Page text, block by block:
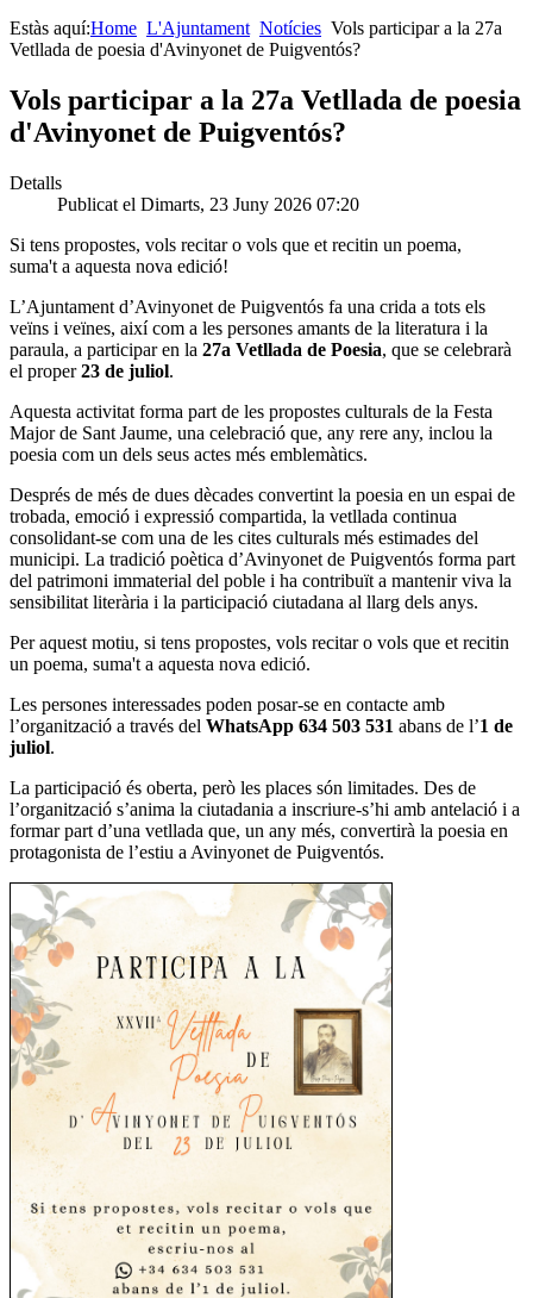
Estàs aquí:Home L'Ajuntament Notícies Vols participar a la 27a
Vetllada de poesia d'Avinyonet de Puigventós?
Vols participar a la 27a Vetllada de poesia
d'Avinyonet de Puigventós?
Detalls
Publicat el Dimarts, 23 Juny 2026 07:20
Si tens propostes, vols recitar o vols que et recitin un poema,
suma't a aquesta nova edició!
L’Ajuntament d’Avinyonet de Puigventós fa una crida a tots els
veïns i veïnes, així com a les persones amants de la literatura i la
paraula, a participar en la 27a Vetllada de Poesia, que se celebrarà
el proper23 de juliol.
Aquesta activitat forma part de les propostes culturals de la Festa
Major de Sant Jaume, una celebració que, any rere any, inclou la
poesia com un dels seus actes més emblemàtics.
Després de més de dues dècades convertint la poesia en un espai de
trobada, emoció i expressió compartida, la vetllada continua
consolidant-se com una de les cites culturals més estimades del
municipi. La tradició poètica d’Avinyonet de Puigventós forma part
del patrimoni immaterial del poble i ha contribuït a mantenir viva la
sensibilitat literària i la participació ciutadana al llarg dels anys.
Per aquest motiu, si tens propostes, vols recitar o vols que et recitin
un poema, suma't a aquesta nova edició.
Les persones interessades poden posar-se en contacte amb
l’organització a través del WhatsApp 634 503 531 abans de l’1 de
juliol.
La participació és oberta, però les places són limitades. Des de
l’organització s’anima la ciutadania a inscriure-s’hi amb antelació i a
formar part d’una vetllada que, un any més, convertirà la poesia en
protagonista de l’estiu a Avinyonet de Puigventós.